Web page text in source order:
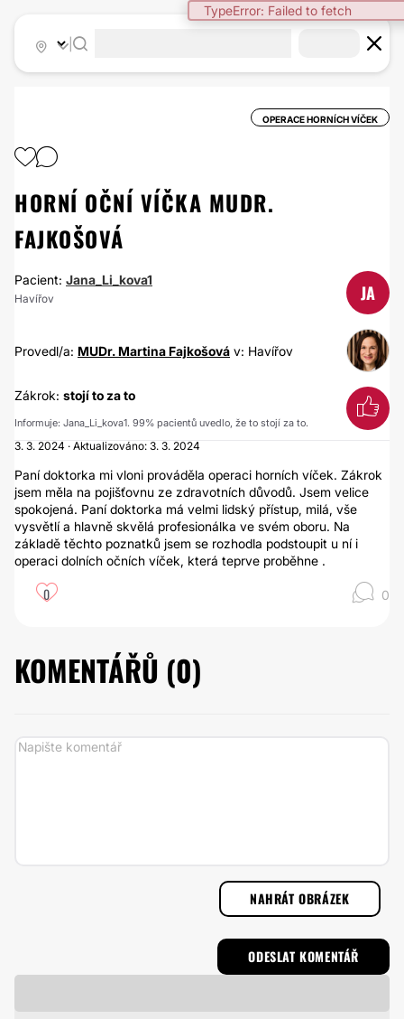
TypeError: Failed to fetch
OPERACE HORNÍCH VÍČEK
HORNÍ OČNÍ VÍČKA MUDR.
FAJKOŠOVÁ
Pacient: Jana_Li_kova1
Havířov JA
Provedl/a: MUDr. Martina Fajkošová v: Havířov
Zákrok: stojí to za to
Informuje: Jana_Li_kova1. 99% pacientů uvedlo, že to stojí za to.
3. 3. 2024 · Aktualizováno: 3. 3. 2024
Paní doktorka mi vloni prováděla operaci horních víček. Zákrok
jsem měla na pojišťovnu ze zdravotních důvodů. Jsem velice
spokojená. Paní doktorka má velmi lidský přístup, milá, vše
vysvětlí a hlavně skvělá profesionálka ve svém oboru. Na
základě těchto poznatků jsem se rozhodla podstoupit u ní i
operaci dolních očních víček, která teprve proběhne .
0 0
KOMENTÁŘŮ (0)
NAHRÁT OBRÁZEK